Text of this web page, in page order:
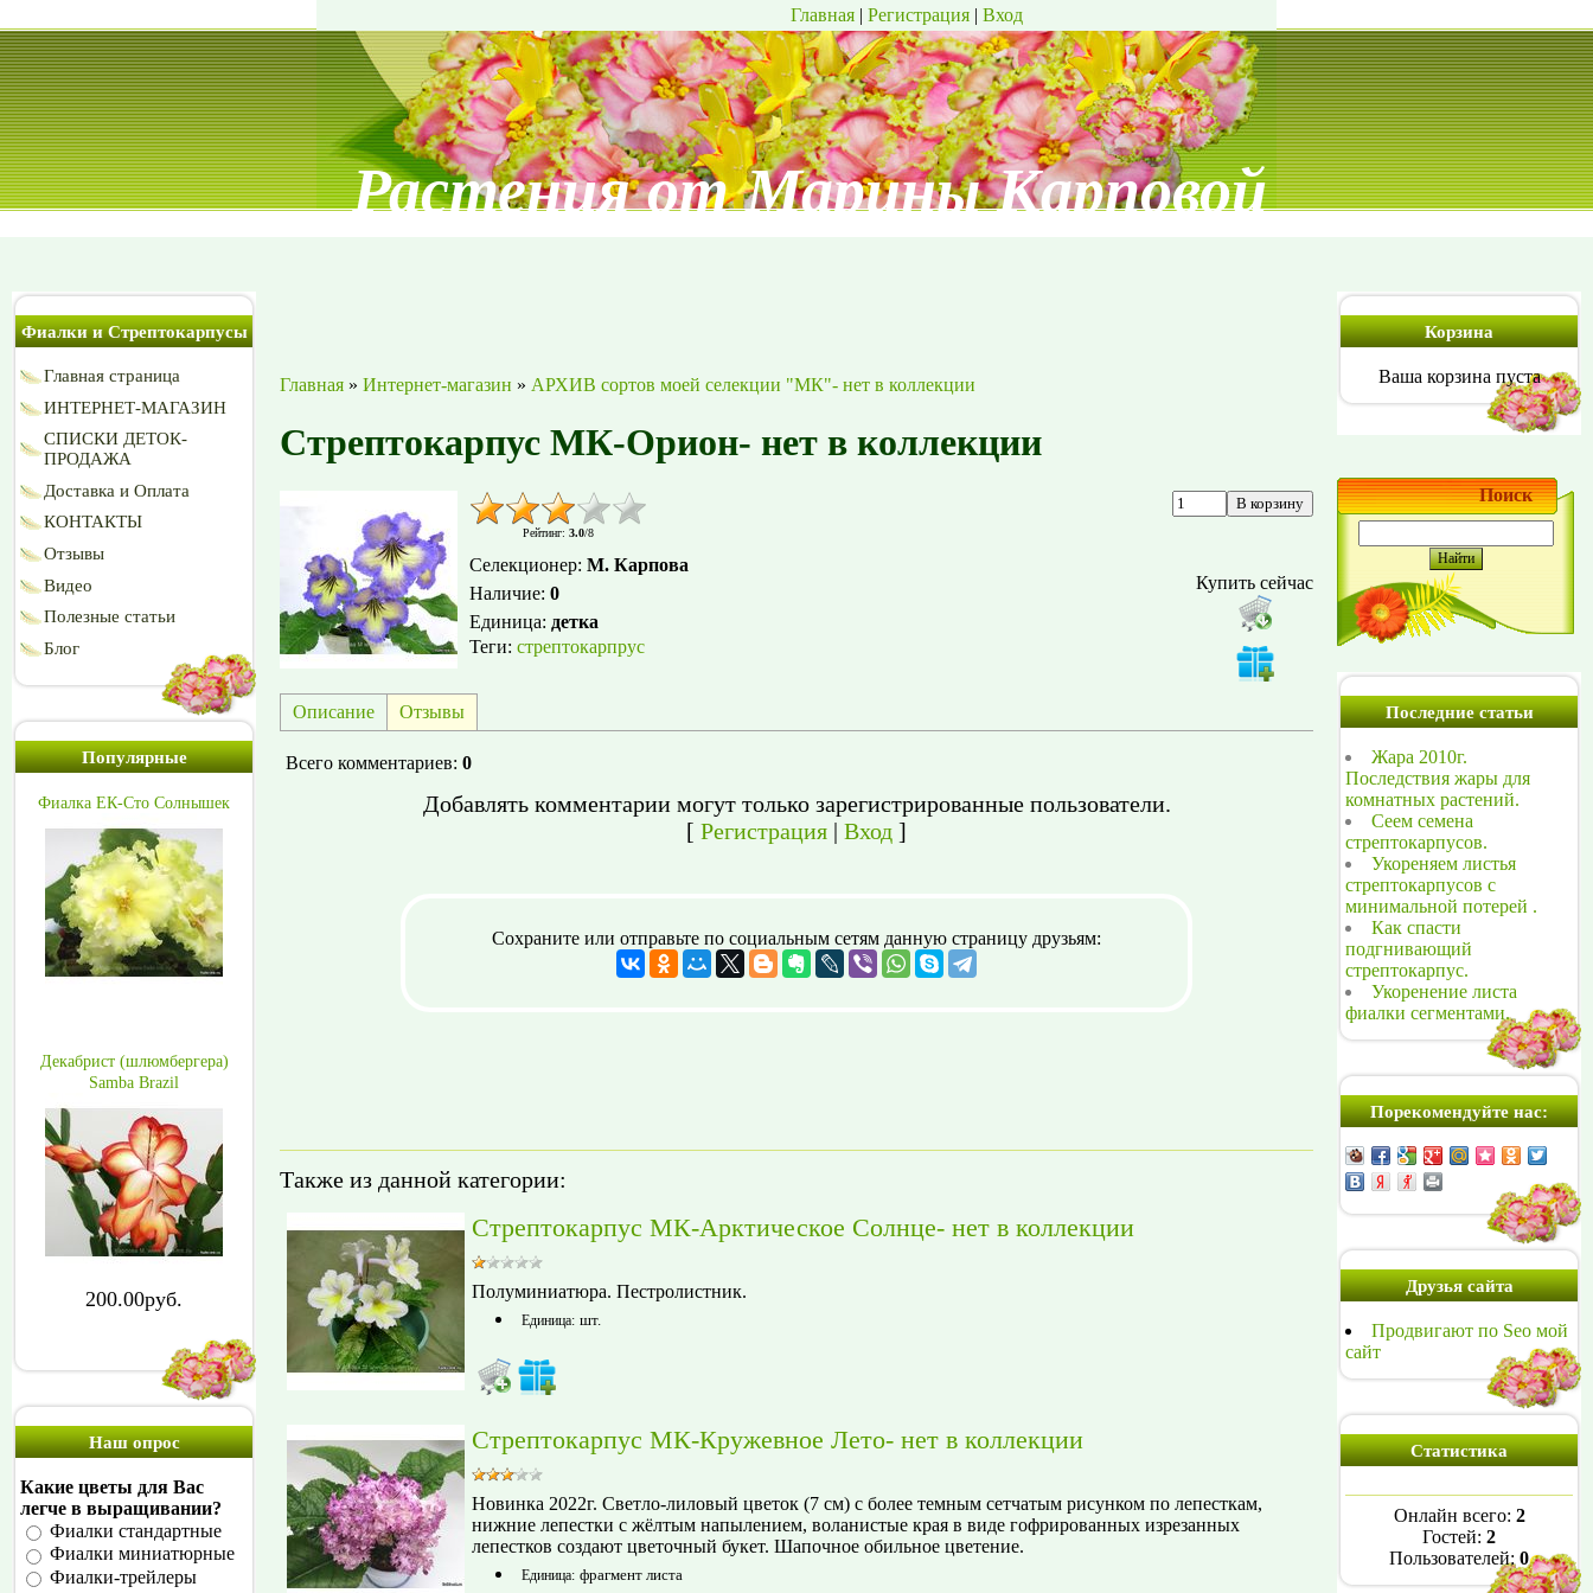
Главная | Регистрация | Вход
Растения от Марины Карповой
Фиалки и Стрептокарпусы
Главная страница
ИНТЕРНЕТ-МАГАЗИН
СПИСКИ ДЕТОК-
ПРОДАЖА
Доставка и Оплата
КОНТАКТЫ
Отзывы
Видео
Полезные статьи
Блог
Популярные
Фиалка ЕК-Сто Солнышек
Декабрист (шлюмбергера)
Samba Brazil
200.00руб.
Наш опрос
Какие цветы для Вас
легче в выращивании?
Фиалки стандартные
Фиалки миниатюрные
Фиалки-трейлеры
Главная » Интернет-магазин » АРХИВ сортов моей селекции "МК"- нет в коллекции
Стрептокарпус МК-Орион- нет в коллекции
Рейтинг: 3.0/8
Селекционер: М. Карпова
Наличие: 0
Единица: детка
Теги: стрептокарпрус
Купить сейчас
Описание Отзывы
Всего комментариев: 0
Добавлять комментарии могут только зарегистрированные пользователи.
[ Регистрация | Вход ]
Сохраните или отправьте по социальным сетям данную страницу друзьям:
Также из данной категории:
Стрептокарпус МК-Арктическое Солнце- нет в коллекции
Полуминиатюра. Пестролистник.
Единица: шт.
Стрептокарпус МК-Кружевное Лето- нет в коллекции
Новинка 2022г. Светло-лиловый цветок (7 см) с более темным сетчатым рисунком по лепесткам,
нижние лепестки с жёлтым напылением, воланистые края в виде гофрированных изрезанных
лепестков создают цветочный букет. Шапочное обильное цветение.
Единица: фрагмент листа
Корзина
Ваша корзина пуста
Поиск
Последние статьи
Жара 2010г.
Последствия жары для
комнатных растений.
Сеем семена
стрептокарпусов.
Укореняем листья
стрептокарпусов с
минимальной потерей .
Как спасти
подгнивающий
стрептокарпус.
Укоренение листа
фиалки сегментами.
Порекомендуйте нас:
Друзья сайта
Продвигают по Seo мой
сайт
Статистика
Онлайн всего: 2
Гостей: 2
Пользователей: 0